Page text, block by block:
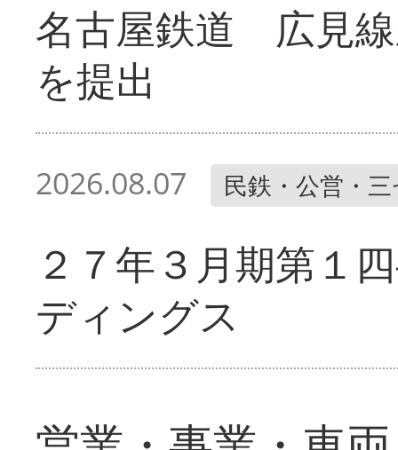
名古屋鉄道 広見
を提出
2026.08.07 民鉄・公営・
２７年３月期第１
ディングス